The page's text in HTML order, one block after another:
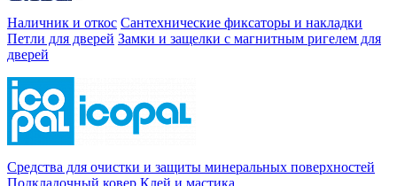
Наличник и откос Сантехнические фиксаторы и накладки
Петли для дверей Замки и защелки с магнитным ригелем для
дверей
Средства для очистки и защиты минеральных поверхностей
Подкладочный ковер Клей и мастика